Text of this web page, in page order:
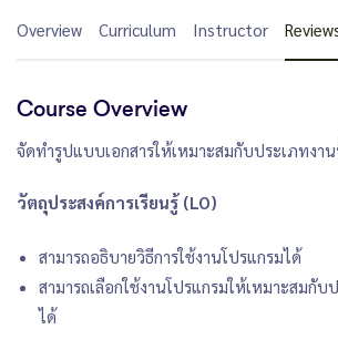
Overview Curriculum Instructor
Course Overview
จัดทำรูปแบบเอกสารให้เหมาะสมกับประเภทงา
วัตถุประสงค์การเรียนรู้ (LO)
สามารถอธิบายวิธีการใช้งานโปรแกรมได้
สามารถเลือกใช้งานโปรแกรมให้เหมาะสมกับ
ได้